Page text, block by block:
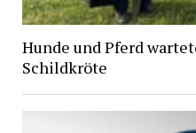
Hunde und Pferd
Schildkröte